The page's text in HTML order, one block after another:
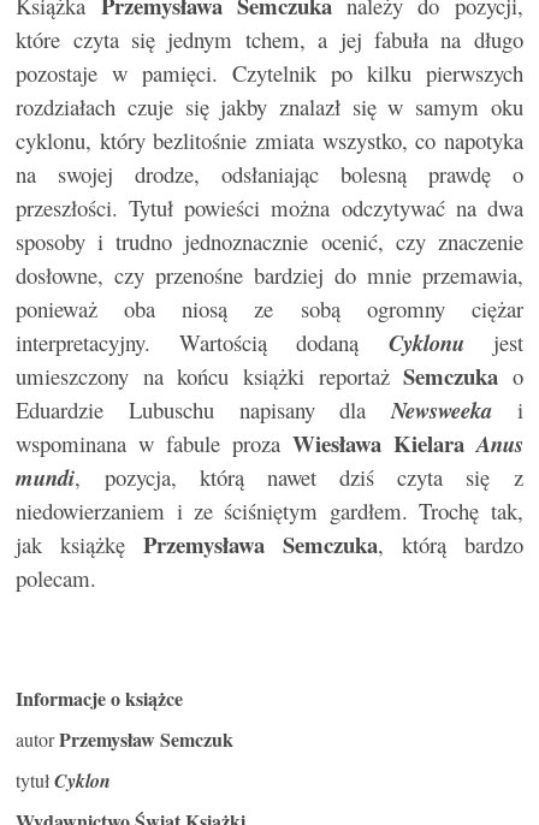
które czyta się jednym tchem, a jej fabuła na długo
pozostaje w pamięci. Czytelnik po kilku pierwszych
rozdziałach czuje się jakby znalazł się w samym oku
cyklonu, który bezlitośnie zmiata wszystko, co napotyka
na swojej drodze, odsłaniając bolesną prawdę o
przeszłości. Tytuł powieści można odczytywać na dwa
sposoby i trudno jednoznacznie ocenić, czy znaczenie
dosłowne, czy przenośne bardziej do mnie przemawia,
ponieważ oba niosą ze sobą ogromny ciężar
interpretacyjny. Wartością dodaną Cyklonu jest
umieszczony na końcu książki reportażSemczuka o
Eduardzie Lubuschu napisany dlaNewsweekai
wspominana w fabule proza Wiesława Kielara Anus
mundi, pozycja, którą nawet dziś czyta się z
niedowierzaniem i ze ściśniętym gardłem. Trochę tak,
jak książkęPrzemysława Semczuka, którą bardzo
polecam.
Informacje o książce
autorPrzemysław Semczuk
tytułCyklon